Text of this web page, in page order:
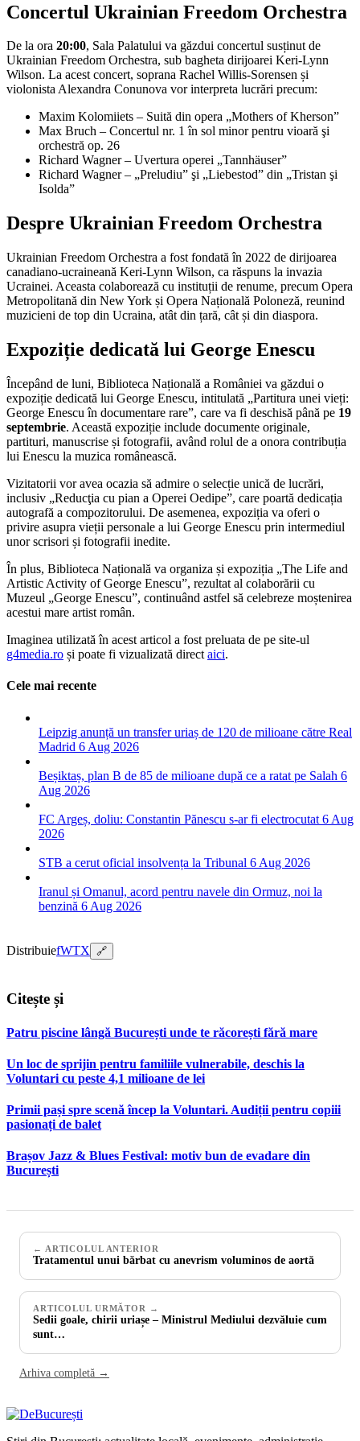
Concertul Ukrainian Freedom Orchestra
De la ora 20:00, Sala Palatului va găzdui concertul susținut de
Ukrainian Freedom Orchestra, sub bagheta dirijoarei Keri-Lynn
Wilson. La acest concert, soprana Rachel Willis-Sorensen și
violonista Alexandra Conunova vor interpreta lucrări precum:
Maxim Kolomiiets – Suită din opera „Mothers of Kherson”
Max Bruch – Concertul nr. 1 în sol minor pentru vioară şi
orchestră op. 26
Richard Wagner – Uvertura operei „Tannhäuser”
Richard Wagner – „Preludiu” şi „Liebestod” din „Tristan şi
Isolda”
Despre Ukrainian Freedom Orchestra
Ukrainian Freedom Orchestra a fost fondată în 2022 de dirijoarea
canadiano-ucraineană Keri-Lynn Wilson, ca răspuns la invazia
Ucrainei. Aceasta colaborează cu instituții de renume, precum Opera
Metropolitană din New York și Opera Națională Poloneză, reunind
muzicieni de top din Ucraina, atât din țară, cât și din diaspora.
Expoziție dedicată lui George Enescu
Începând de luni, Biblioteca Națională a României va găzdui o
expoziție dedicată lui George Enescu, intitulată „Partitura unei vieți:
George Enescu în documentare rare”, care va fi deschisă până pe 19
septembrie. Această expoziție include documente originale,
partituri, manuscrise și fotografii, având rolul de a onora contribuția
lui Enescu la muzica românească.
Vizitatorii vor avea ocazia să admire o selecție unică de lucrări,
inclusiv „Reducţia cu pian a Operei Oedipe”, care poartă dedicația
autografă a compozitorului. De asemenea, expoziția va oferi o
privire asupra vieții personale a lui George Enescu prin intermediul
unor scrisori și fotografii inedite.
În plus, Biblioteca Națională va organiza și expoziția „The Life and
Artistic Activity of George Enescu”, rezultat al colaborării cu
Muzeul „George Enescu”, continuând astfel să celebreze moștenirea
acestui mare artist român.
Imaginea utilizată în acest articol a fost preluata de pe site-ul
g4media.ro și poate fi vizualizată direct aici.
Cele mai recente
Leipzig anunță un transfer uriaș de 120 de milioane către Real
Madrid 6 Aug 2026
Beșiktaș, plan B de 85 de milioane după ce a ratat pe Salah 6
Aug 2026
FC Argeș, doliu: Constantin Pănescu s-ar fi electrocutat 6 Aug
2026
STB a cerut oficial insolvența la Tribunal 6 Aug 2026
Iranul și Omanul, acord pentru navele din Ormuz, noi la
benzină 6 Aug 2026
DistribuiefWTX 🔗
Citește și
Patru piscine lângă București unde te răcorești fără mare
Un loc de sprijin pentru familiile vulnerabile, deschis la
Voluntari cu peste 4,1 milioane de lei
Primii pași spre scenă încep la Voluntari. Audiții pentru copiii
pasionați de balet
Brașov Jazz & Blues Festival: motiv bun de evadare din
București
← ARTICOLUL ANTERIOR
Tratamentul unui bărbat cu anevrism voluminos de aortă
ARTICOLUL URMĂTOR →
Sedii goale, chirii uriașe – Ministrul Mediului dezvăluie cum
sunt…
Arhiva completă →